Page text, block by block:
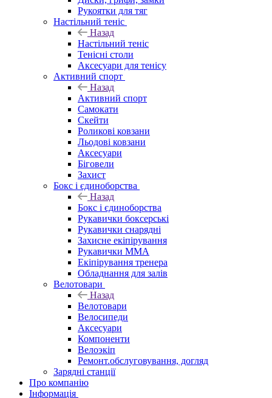
Рукоятки для тяг
Настільний теніс
Назад
Настільний теніс
Тенісні столи
Аксесуари для тенісу
Активний спорт
Назад
Активний спорт
Самокати
Скейти
Роликові ковзани
Льодові ковзани
Аксесуари
Біговели
Захист
Бокс і єдиноборства
Назад
Бокс і єдиноборства
Рукавички боксерські
Рукавички снарядні
Захисне екіпірування
Рукавички ММА
Екіпірування тренера
Обладнання для залів
Велотовари
Назад
Велотовари
Велосипеди
Аксесуари
Компоненти
Велоэкіп
Ремонт.обслуговування, догляд
Зарядні станції
Про компанію
Інформація